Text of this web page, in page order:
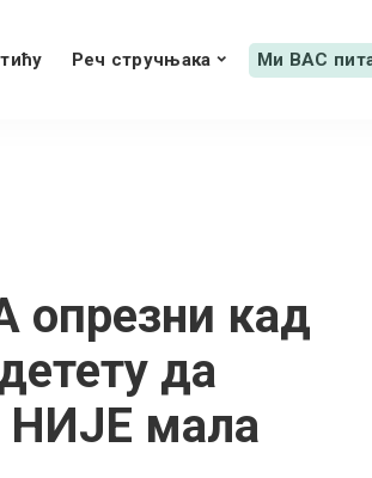
Реч стручњака Ми ВАС
кад
да
НИЈЕ мала